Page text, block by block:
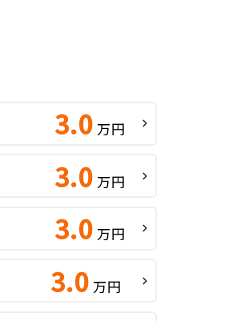
3.0 万円
3.0 万円
3.0 万円
3.0 万円